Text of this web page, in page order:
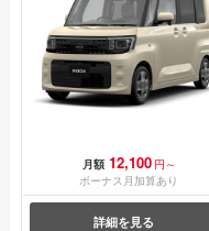
月額 12,100 円～
ボーナス月加算あり
詳細を見る